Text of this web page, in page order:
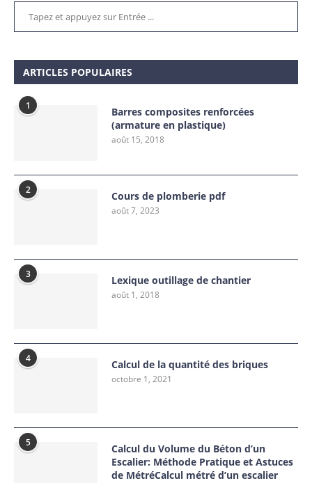
ARTICLES POPULAIRES
1
Barres composites renforcées
(armature en plastique)
août 15, 2018
2 Cours de plomberie pdf
août 7, 2023
3 Lexique outillage de chantier
août 1, 2018
4 Calcul de la quantité des briques
octobre 1, 2021
5
Calcul du Volume du Béton d’un
Escalier: Méthode Pratique et Astuces
de MétréCalcul métré d’un escalier